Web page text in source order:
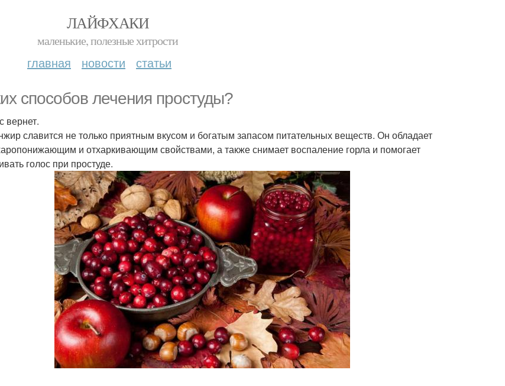
ЛАЙФХАКИ
маленькие, полезные хитрости
главная новости статьи
способов лечения простуды?
вернет.
славится не только приятным вкусом и богатым запасом питательных веществ. Он обладает
и отхаркивающим свойствами, а также снимает воспаление горла и помогает
голос при простуде.